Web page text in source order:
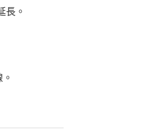
長。